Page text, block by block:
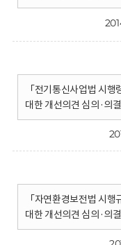
「전기통신사업법 시
대한 개선의견 심의·의
「자연환경보전법 시
대한 개선의견 심의·의